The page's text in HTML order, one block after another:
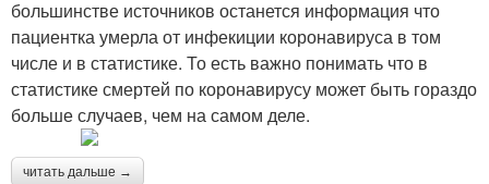
большинстве источников останется информация что
пациентка умерла от инфекиции коронавируса в том
числе и в статистике. То есть важно понимать что в
статистике смертей по коронавирусу может быть гораздо
больше случаев, чем на самом деле.
читать дальше →